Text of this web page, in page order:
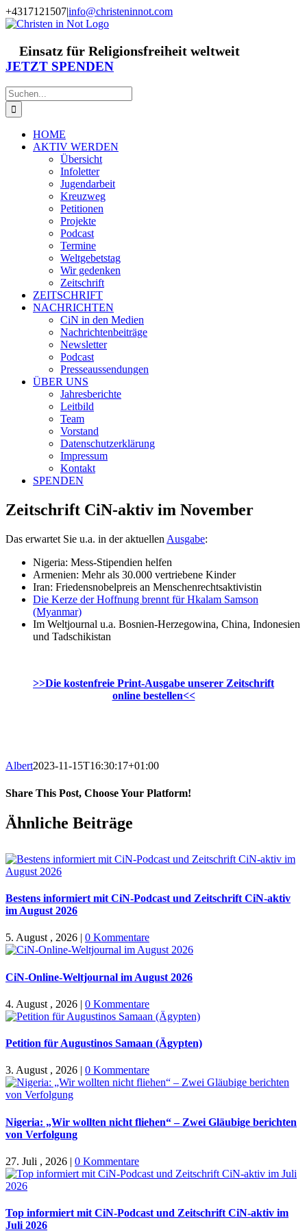
Zum
Inhalt
+4317121507|info@christeninnot.com
Facebook
Instagram
X
Spenden
Newsletter
Einsatz für Religionsfreiheit weltweit
JETZT SPENDEN
Suche
nach:
HOME
AKTIV WERDEN
Übersicht
Infoletter
Jugendarbeit
Kreuzweg
Petitionen
Projekte
Podcast
Termine
Weltgebetstag
Wir gedenken
Zeitschrift
ZEITSCHRIFT
NACHRICHTEN
CiN in den Medien
Nachrichtenbeiträge
Newsletter
Podcast
Presseaussendungen
ÜBER UNS
Jahresberichte
Leitbild
Team
Vorstand
Datenschutzerklärung
Impressum
Kontakt
SPENDEN
Zeitschrift CiN-aktiv im November
Das erwartet Sie u.a. in der aktuellen Ausgabe:
Nigeria: Mess-Stipendien helfen
Armenien: Mehr als 30.000 vertriebene Kinder
Iran: Friedensnobelpreis an Menschenrechtsaktivistin
Die Kerze der Hoffnung brennt für Hkalam Samson
(Myanmar)
Im Weltjournal u.a. Bosnien-Herzegowina, China, Indonesien
und Tadschikistan
>>Die kostenfreie Print-Ausgabe unserer Zeitschrift
online bestellen<<
Albert2023-11-15T16:30:17+01:00
Share This Post, Choose Your Platform!
Facebook
X
WhatsApp
Pinterest
E-
Mail
Ähnliche Beiträge
Bestens informiert mit CiN-Podcast und Zeitschrift CiN-aktiv
im August 2026
5. August , 2026 | 0 Kommentare
CiN-Online-Weltjournal im August 2026
4. August , 2026 | 0 Kommentare
Petition für Augustinos Samaan (Ägypten)
3. August , 2026 | 0 Kommentare
Nigeria: „Wir wollten nicht fliehen“ – Zwei Gläubige berichten
von Verfolgung
27. Juli , 2026 | 0 Kommentare
Top informiert mit CiN-Podcast und Zeitschrift CiN-aktiv im
Juli 2026